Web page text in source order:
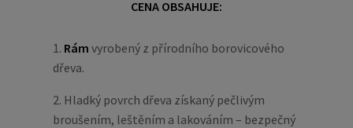
CENA OBSAHUJE:
1. Rám vyrobený z přírodního borovicového
dřeva.
2. Hladký povrch dřeva získaný pečlivým
broušením, leštěním a lakováním – bezpečný